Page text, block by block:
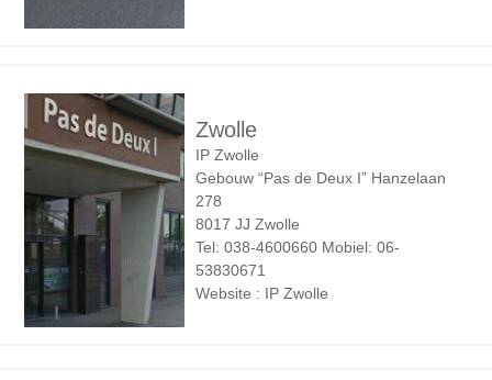
Zwolle
IP Zwolle
Gebouw “Pas de Deux I” Hanzelaan
278
8017 JJ Zwolle
Tel: 038-4600660 Mobiel: 06-
53830671
Website : IP Zwolle